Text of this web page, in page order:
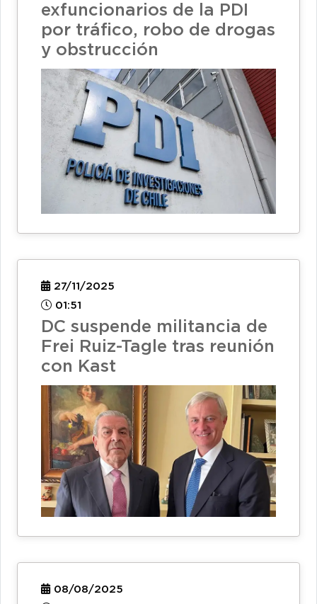
exfuncionarios de la PDI
por tráfico, robo de drogas
y obstrucción
27/11/2025
01:51
DC suspende militancia de
Frei Ruiz-Tagle tras reunión
con Kast
08/08/2025